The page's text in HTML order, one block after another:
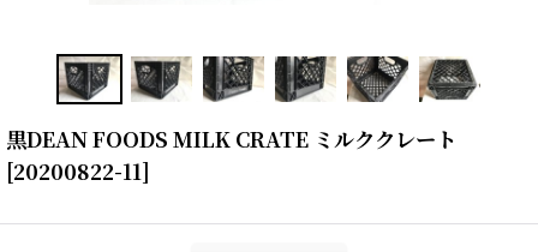
黒DEAN FOODS MILK CRATE ミルククレート
[20200822-11]